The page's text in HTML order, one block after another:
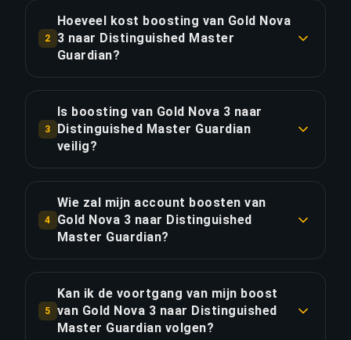
Master Guardian duurt doorgaans 1-2 dagen. Met
Priority Order is de levering ongeveer 25% sneller.
LINK KOPIËREN
2
Hoeveel kost boosting van Gold Nova
3 naar Distinguished Master
Guardian?
Master Guardian begint bij €32.94 voor de
standaardoptie. Priority Order kost €39.53, en het
Full Package met streaming kost €45.46.
3
Is boosting van Gold Nova 3 naar
Distinguished Master Guardian
veilig?
die overeenkomt met jouw regio en spelen met
de "Offline weergeven"-functie ingeschakeld. We
hebben meer dan 50.000 bestellingen voltooid
LINK KOPIËREN
4
Wie zal mijn account boosten van
Gold Nova 3 naar Distinguished
Master Guardian?
verzorgen onze boosts. Elke booster doorloopt
een streng selectieproces met rankverificatie en
winrate-analyse.
5
Kan ik de voortgang van mijn boost
van Gold Nova 3 naar Distinguished
Master Guardian volgen?